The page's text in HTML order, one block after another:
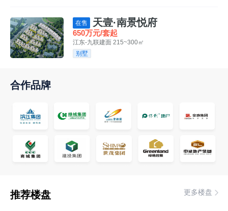
在售 天壹·南景悦府
650万元/套起
江东-九联建面 215~300㎡
别墅
合作品牌
推荐楼盘 更多楼盘